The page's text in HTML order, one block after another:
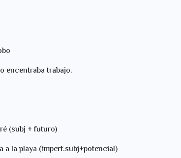
encentraba trabajo.
(subj + futuro)
la playa (imperf.subj+potencial)